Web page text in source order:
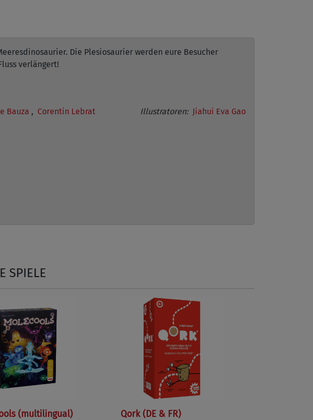
Die Plesiosaurier werden eure Besucher
verlängert!
Bauza , Corentin Lebrat Illustratoren: Jiahui Eva Gao
SPIELE
(multilingual) Qork (DE & FR)